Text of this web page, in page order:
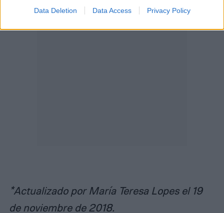
Data Deletion Data Access Privacy Policy
*Actualizado por María Teresa Lopes el 19
de noviembre de 2018.